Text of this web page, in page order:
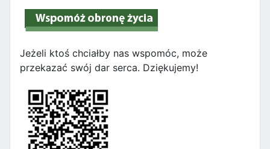
Jeżeli ktoś chciałby nas wspomóc, może
przekazać swój dar serca. Dziękujemy!